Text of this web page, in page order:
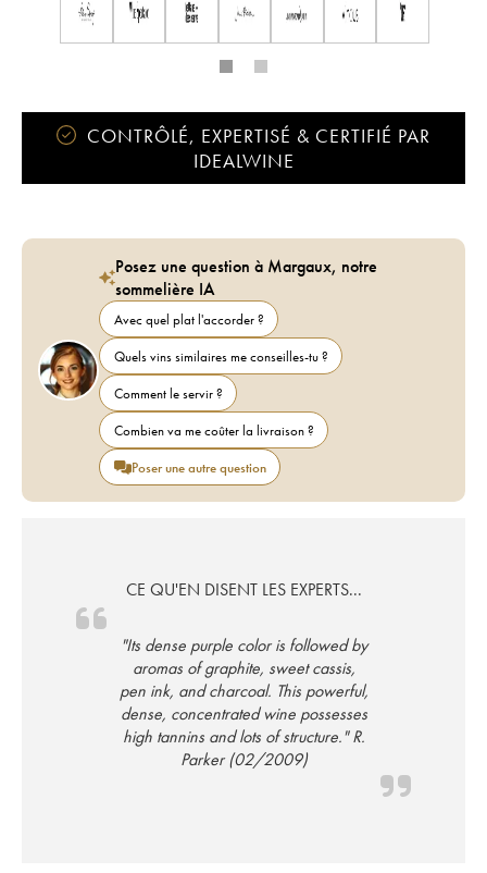
CONTRÔLÉ, EXPERTISÉ & CERTIFIÉ PAR
IDEALWINE
Posez une question à Margaux, notre
sommelière IA
Avec quel plat l'accorder ?
Quels vins similaires me conseilles-tu ?
Comment le servir ?
Combien va me coûter la livraison ?
Poser une autre question
CE QU'EN DISENT LES EXPERTS...
"Its dense purple color is followed by
aromas of graphite, sweet cassis,
pen ink, and charcoal. This powerful,
dense, concentrated wine possesses
high tannins and lots of structure." R.
Parker (02/2009)